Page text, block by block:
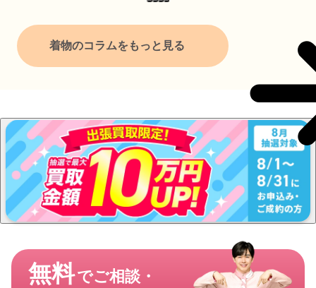
着物のコラムをもっと見る
無料でご相談・